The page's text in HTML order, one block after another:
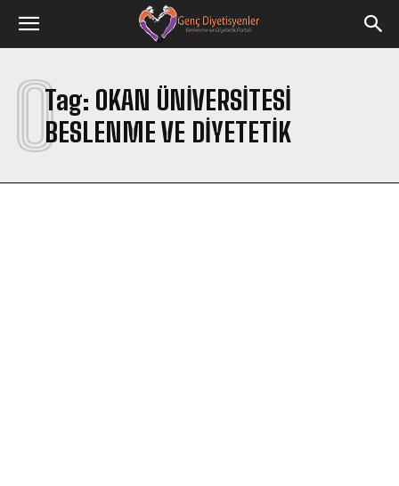
Tag: OKAN ÜNIVERSITESI
BESLENME VE DIYETETIK
O